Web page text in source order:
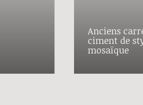
Anciens
ciment de
mosaïque